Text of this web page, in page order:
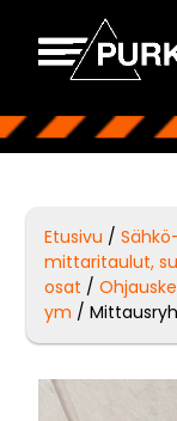
Etusivu /
mittaritaulut,
osat /
ym /